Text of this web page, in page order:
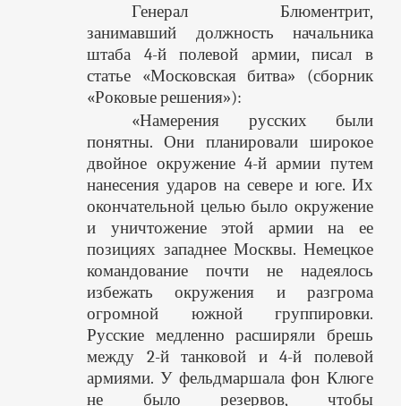
Генерал Блюментрит,
занимавший должность начальника
штаба 4-й полевой армии, писал в
статье «Московская битва» (сборник
«Роковые решения»):
«Намерения русских были
понятны. Они планировали широкое
двойное окружение 4-й армии путем
нанесения ударов на севере и юге. Их
окончательной целью было окружение
и уничтожение этой армии на ее
позициях западнее Москвы. Немецкое
командование почти не надеялось
избежать окружения и разгрома
огромной южной группировки.
Русские медленно расширяли брешь
между 2-й танковой и 4-й полевой
армиями. У фельдмаршала фон Клюге
не было резервов, чтобы